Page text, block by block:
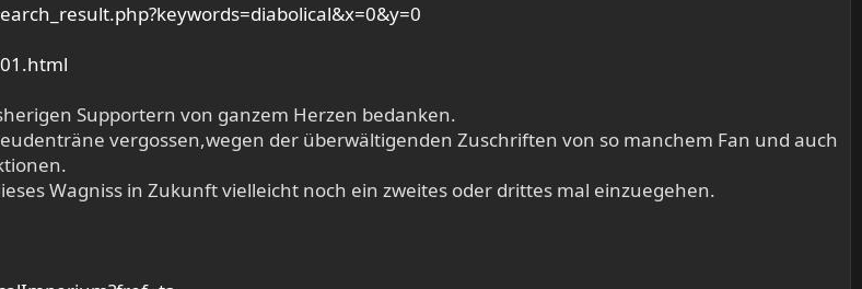
Supportern von ganzem Herzen bedanken.
vergossen,wegen der überwältigenden Zuschriften von so manchem Fan und auch
Wagniss in Zukunft vielleicht noch ein zweites oder drittes mal einzuegehen.